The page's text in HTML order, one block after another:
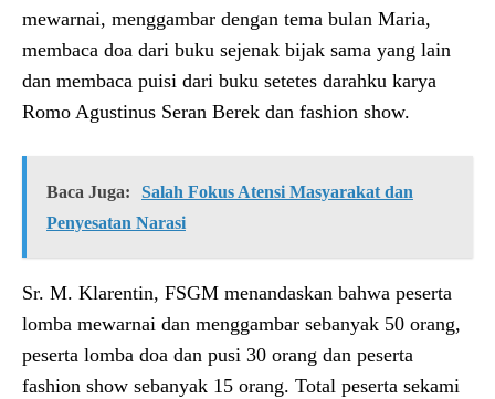
mewarnai, menggambar dengan tema bulan Maria,
membaca doa dari buku sejenak bijak sama yang lain
dan membaca puisi dari buku setetes darahku karya
Romo Agustinus Seran Berek dan fashion show.
Baca Juga:
Salah Fokus Atensi Masyarakat dan
Penyesatan Narasi
Sr. M. Klarentin, FSGM menandaskan bahwa peserta
lomba mewarnai dan menggambar sebanyak 50 orang,
peserta lomba doa dan pusi 30 orang dan peserta
fashion show sebanyak 15 orang. Total peserta sekami